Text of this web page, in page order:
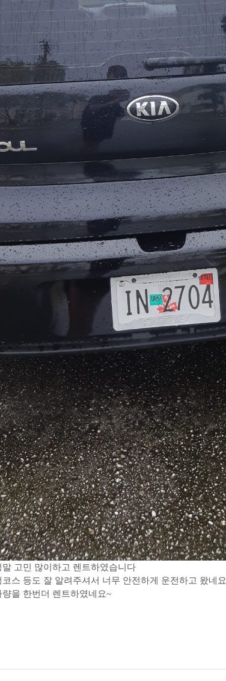
고민 많이하고 렌트하였습니다
스 등도 잘 알려주셔서 너무 안전하게 운전하고 왔네요
을 한번더 렌트하였네요~